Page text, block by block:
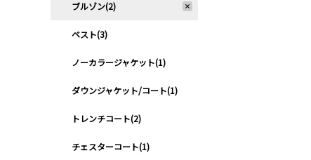
ブルゾン(2)
ベスト(3)
ノーカラージャケット(1)
ダウンジャケット/コート(1)
トレンチコート(2)
チェスターコート(1)